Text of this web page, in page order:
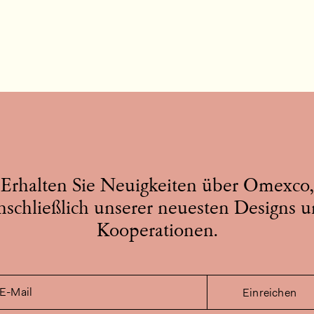
Erhalten Sie Neuigkeiten über Omexco,
unserer neuesten Designs
Kooperationen.
E-Mail Einreichen